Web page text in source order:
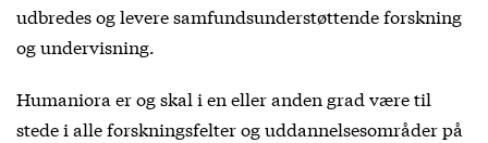
udbredes og levere samfundsunderstøttende forskning
og undervisning.
Humaniora er og skal i en eller anden grad være til
stede i alle forskningsfelter og uddannelsesområder på